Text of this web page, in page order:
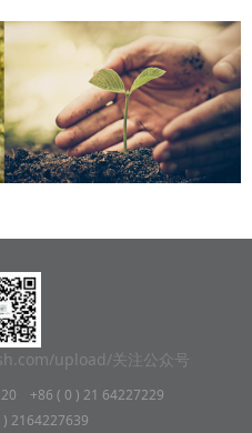
upload/关注公众号
+86 ( 0 ) 21 64227229
2164227639